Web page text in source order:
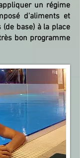
un régime
d'aliments et
base) à la place
bon programme